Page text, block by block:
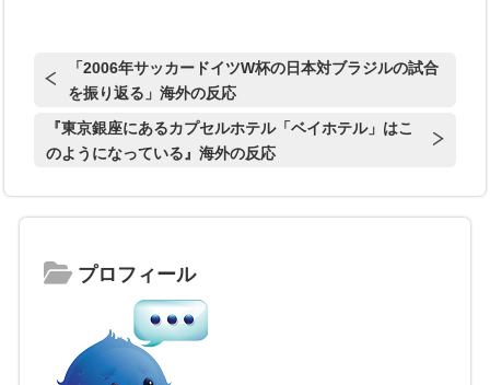
「2006年サッカードイツW杯の日本対ブラジルの試合
を振り返る」海外の反応
『東京銀座にあるカプセルホテル「ベイホテル」はこ
のようになっている』海外の反応
プロフィール